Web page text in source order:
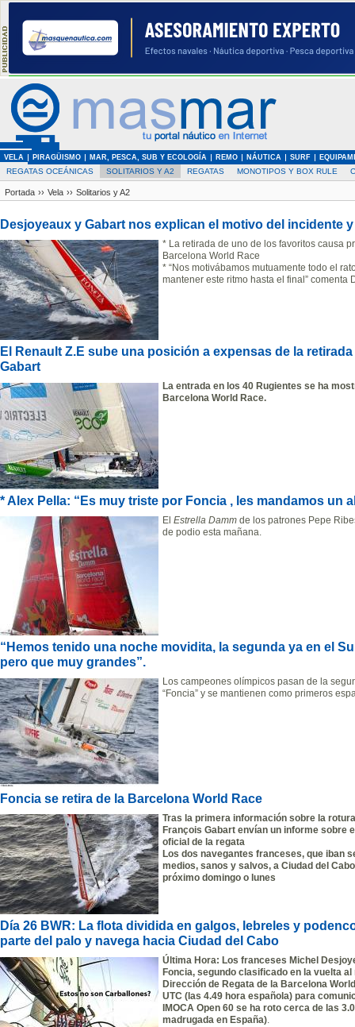
VELA PIRAGÜISMO MAR, PESCA, SUB Y ECOLOGÍA REMO NÁUTICA SURF
REGATAS OCEÁNICAS SOLITARIOS Y A2 REGATAS MONOTIPOS Y BOX RULE
Portada ›› Vela ›› Solitarios y A2
Desjoyeaux y Gabart nos explican el motivo del incidente
* La retirada de uno de los favoritos causa
Barcelona World Race
* “Nos motivábamos mutuamente todo el
mantener este ritmo hasta el final” comenta
El Renault Z.E sube una posición a expensas de la
Gabart
La entrada en los 40 Rugientes se ha
Barcelona World Race.
* Alex Pella: “Es muy triste por Foncia , les mandamos un
El Estrella Damm de los patrones Pepe
de podio esta mañana.
“Hemos tenido una noche movidita, la segunda ya en el
pero que muy grandes”.
Los campeones olímpicos pasan de la
“Foncia” y se mantienen como primeros
Foncia se retira de la Barcelona World Race
Tras la primera información sobre la
François Gabart envían un informe sobre
oficial de la regata
Los dos navegantes franceses, que iban
medios, sanos y salvos, a Ciudad del
próximo domingo o lunes
Día 26 BWR: La flota dividida en galgos, lebreles y
parte del palo y navega hacia Ciudad del Cabo
Última Hora: Los franceses Michel
Foncia, segundo clasificado en la vuelta
Dirección de Regata de la Barcelona
UTC (las 4.49 hora española) para
IMOCA Open 60 se ha roto cerca de las
madrugada en España).